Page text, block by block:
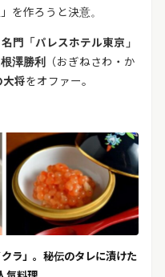
を作ろうと決意。
門「パレスホテル東京」
澤勝利
（おぎねさわ・か
大将をオファー。
ラ」。秘伝のタレに漬けた